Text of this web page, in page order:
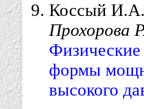
Коссый
Прохорова
формы
высокого